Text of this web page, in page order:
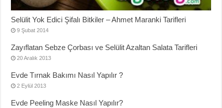
Selülit Yok Edici Şifalı Bitkiler – Ahmet Maranki Tarifleri
9 Şubat 2014
Zayıflatan Sebze Çorbası ve Selülit Azaltan Salata Tarifleri
20 Aralık 2013
Evde Tırnak Bakımı Nasıl Yapılır ?
2 Eylül 2013
Evde Peeling Maske Nasıl Yapılır?